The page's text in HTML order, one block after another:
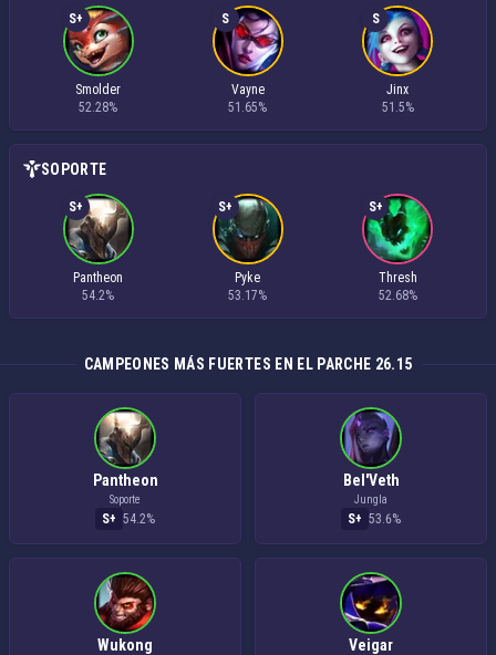
S+
Smolder
52.28%
S
Vayne
51.65%
S
Jinx
51.5%
SOPORTE
S+
Pantheon
54.2%
S+
Pyke
53.17%
S+
Thresh
52.68%
CAMPEONES MÁS FUERTES EN EL PARCHE 26.15
Pantheon
Soporte
S+ 54.2%
Bel'Veth
Jungla
S+ 53.6%
Wukong Veigar